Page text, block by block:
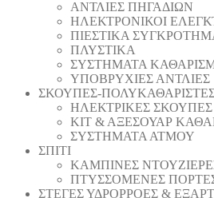
ΑΝΤΛΙΕΣ ΠΗΓΑΔΙΩΝ
ΗΛΕΚΤΡΟΝΙΚΟΙ
ΠΙΕΣΤΙΚΑ
ΠΛΥΣΤΙΚΑ
ΣΥΣΤΗΜΑΤΑ
ΥΠΟΒΡΥΧΙΕΣ ΑΝΤΛΙΕΣ
ΣΚΟΥΠΕΣ-
ΗΛΕΚΤΡΙΚΕΣ ΣΚΟΥΠΕΣ
ΚΙΤ & ΑΞΕΣΟΥΑΡ
ΣΥΣΤΗΜΑΤΑ ΑΤΜΟΥ
ΣΠΙΤΙ
ΚΑΜΠΙΝΕΣ
ΠΤΥΣΣΟΜΕΝΕΣ
ΣΤΕΓΕΣ ΥΔΡΟΡΡΟΕΣ &